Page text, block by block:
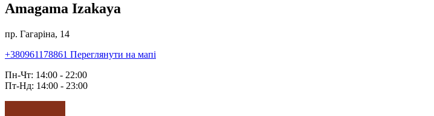
Amagama Izakaya
пр. Гагаріна, 14
+380961178861 Переглянути на мапі
Пн-Чт: 14:00 - 22:00
Пт-Нд: 14:00 - 23:00